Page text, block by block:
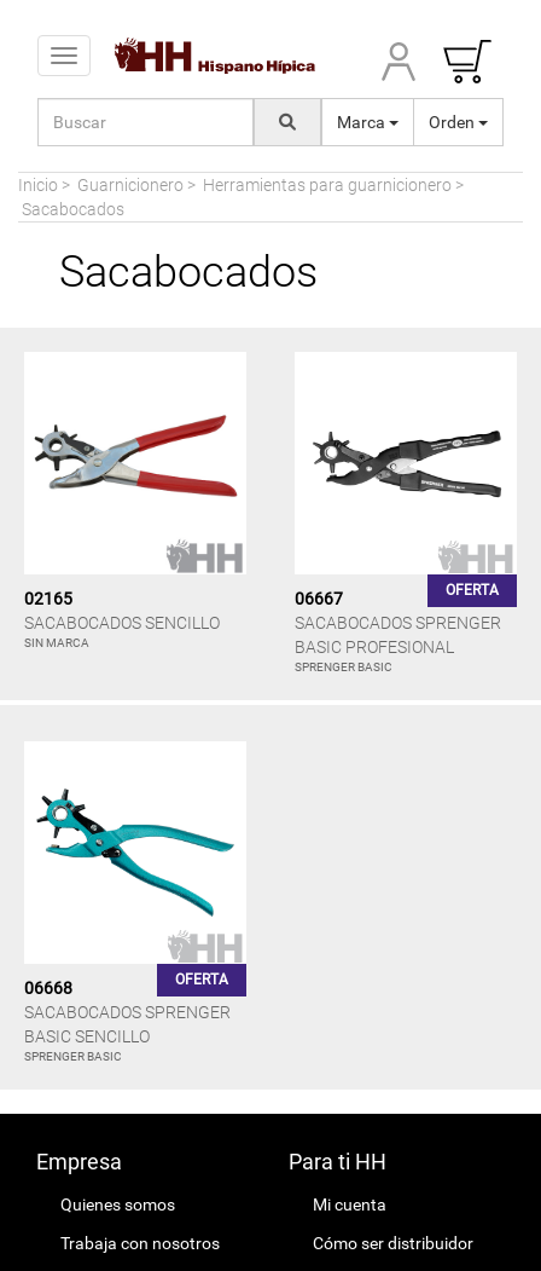
Toggle navigation
Marca Orden
Inicio > Guarnicionero > Herramientas para guarnicionero >
Sacabocados
Sacabocados
02165
SACABOCADOS SENCILLO
SIN MARCA
06667 OFERTA
SACABOCADOS SPRENGER
BASIC PROFESIONAL
SPRENGER BASIC
06668 OFERTA
SACABOCADOS SPRENGER
BASIC SENCILLO
SPRENGER BASIC
Empresa
Quienes somos
Trabaja con nosotros
Para ti HH
Mi cuenta
Cómo ser distribuidor